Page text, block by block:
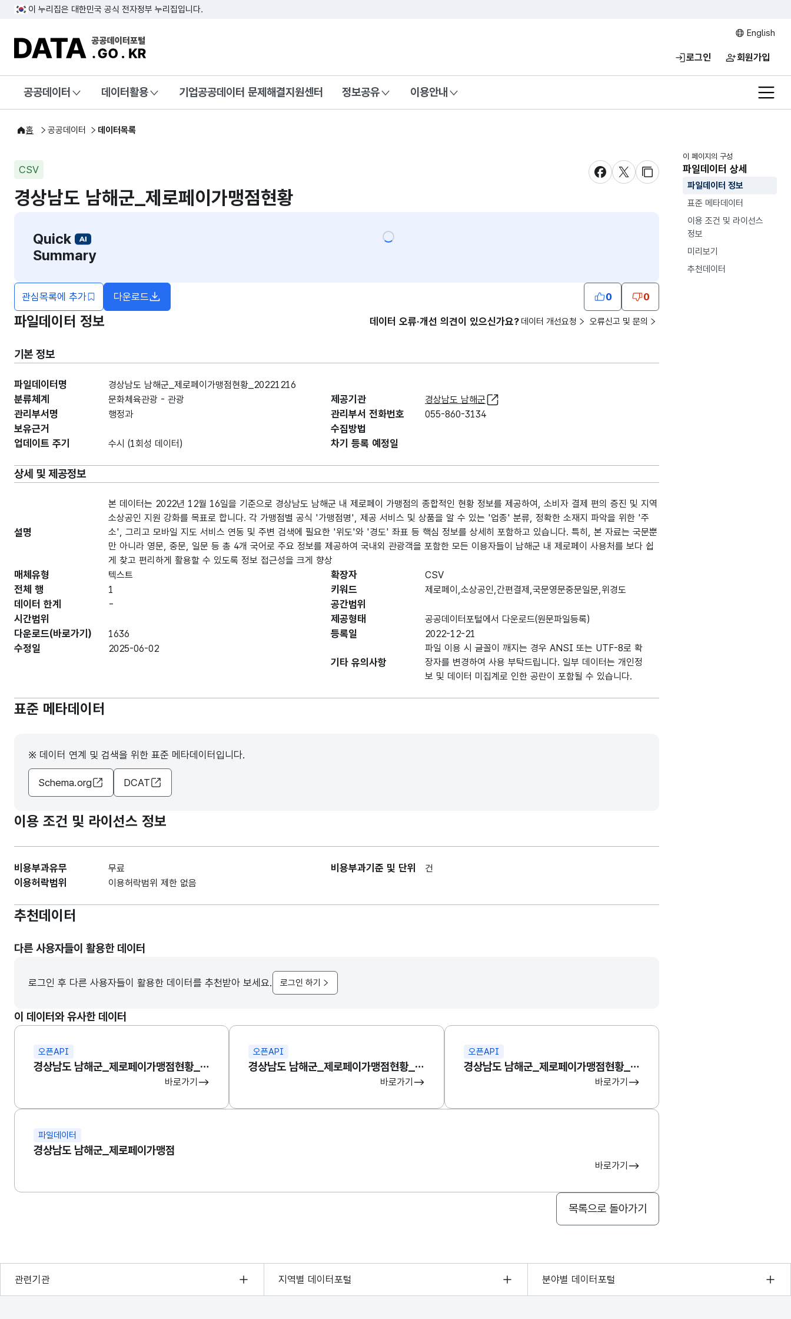
이 누리집은 대한민국 공식 전자정부 누리집입니다.
DATA.GO.KR 공공데이터포털
English
로그인 회원가입
전체
공공데이터 데이터활용 기업공공데이터 문제해결지원센터 정보공유 이용안내
홈 공공데이터 데이터목록
CSV
새창 열림새창 열림새창 열림
경상남도 남해군_제로페이가맹점현황
Quick
Summary
관심목록에 추가 다운로드 0 0
이 페이지의 구성
파일데이터 상세
파일데이터 정보
표준 메타데이터
이용 조건 및 라이선스
정보
미리보기
추천데이터
파일데이터 정보 데이터 오류·개선 의견이 있으신가요? 데이터 개선요청 오류신고 및 문의
기본 정보
파일데이터명 경상남도 남해군_제로페이가맹점현황_20221216
분류체계 문화체육관광 - 관광 제공기관 경상남도 남해군
관리부서명 행정과 관리부서 전화번호 055-860-3134
보유근거
수집방법
업데이트 주기
수시 (1회성 데이터) 차기 등록 예정일
상세 및 제공정보
설명
본 데이터는 2022년 12월 16일을 기준으로 경상남도 남해군 내 제로페이 가맹점의 종합적인 현황 정보를 제공하여, 소비자 결제 편의 증진 및 지역
소상공인 지원 강화를 목표로 합니다. 각 가맹점별 공식 '가맹점명', 제공 서비스 및 상품을 알 수 있는 '업종' 분류, 정확한 소재지 파악을 위한 '주
소', 그리고 모바일 지도 서비스 연동 및 주변 검색에 필요한 '위도'와 '경도' 좌표 등 핵심 정보를 상세히 포함하고 있습니다. 특히, 본 자료는 국문뿐
만 아니라 영문, 중문, 일문 등 총 4개 국어로 주요 정보를 제공하여 국내외 관광객을 포함한 모든 이용자들이 남해군 내 제로페이 사용처를 보다 쉽
게 찾고 편리하게 활용할 수 있도록 정보 접근성을 크게 향상
매체유형 텍스트 확장자 CSV
전체 행 1 키워드 제로페이,소상공인,간편결제,국문영문중문일문,위경도
데이터 한계 -
공간범위
시간범위
제공형태 공공데이터포털에서 다운로드(원문파일등록)
다운로드(바로가기) 1636 등록일 2022-12-21
수정일 2025-06-02
기타 유의사항
파일 이용 시 글꼴이 깨지는 경우 ANSI 또는 UTF-8로 확
장자를 변경하여 사용 부탁드립니다. 일부 데이터는 개인정
보 및 데이터 미집계로 인한 공란이 포함될 수 있습니다.
표준 메타데이터
※ 데이터 연계 및 검색을 위한 표준 메타데이터입니다.
Schema.org DCAT
이용 조건 및 라이선스 정보
비용부과유무 무료 비용부과기준 및 단위 건
이용허락범위 이용허락범위 제한 없음
추천데이터
다른 사용자들이 활용한 데이터
로그인 후 다른 사용자들이 활용한 데이터를 추천받아 보세요. 로그인 하기
이 데이터와 유사한 데이터
오픈API
경상남도 남해군_제로페이가맹점현황_국문 조회 서비스
바로가기
오픈API
경상남도 남해군_제로페이가맹점현황_중문 조회 서비스
바로가기
오픈API
경상남도 남해군_제로페이가맹점현황_일문 조회 서비스
바로가기
파일데이터
경상남도 남해군_제로페이가맹점
바로가기
목록으로 돌아가기
관련기관
행정안전부
한국지능정보사회진흥원
지역별 데이터포털
서울 열린데이터광장
경기데이터드림
분야별 데이터포털
기상자료개방포털
국토교통부 공간정보오픈플랫폼